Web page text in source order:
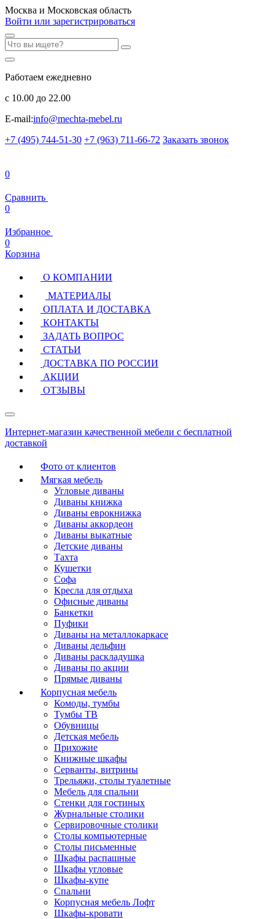
Москва и Московская область
Войти или зарегистрироваться
Работаем ежедневно
с 10.00 до 22.00
E-mail:info@mechta-mebel.ru
+7 (495) 744-51-30 +7 (963) 711-66-72 Заказать звонок
0
Сравнить
0
Избранное
0
Корзина
О КОМПАНИИ
МАТЕРИАЛЫ
ОПЛАТА И ДОСТАВКА
КОНТАКТЫ
ЗАДАТЬ ВОПРОС
СТАТЬИ
ДОСТАВКА ПО РОССИИ
АКЦИИ
ОТЗЫВЫ
Интернет-магазин качественной мебели с бесплатной
доставкой
Фото от клиентов
Мягкая мебель
Угловые диваны
Диваны книжка
Диваны еврокнижка
Диваны аккордеон
Диваны выкатные
Детские диваны
Тахта
Кушетки
Софа
Кресла для отдыха
Офисные диваны
Банкетки
Пуфики
Диваны на металлокаркасе
Диваны дельфин
Диваны раскладушка
Диваны по акции
Прямые диваны
Корпусная мебель
Комоды, тумбы
Тумбы ТВ
Обувницы
Детская мебель
Прихожие
Книжные шкафы
Серванты, витрины
Трельяжи, столы туалетные
Мебель для спальни
Стенки для гостиных
Журнальные столики
Сервировочные столики
Столы компьютерные
Столы письменные
Шкафы распашные
Шкафы угловые
Шкафы-купе
Спальни
Корпусная мебель Лофт
Шкафы-кровати